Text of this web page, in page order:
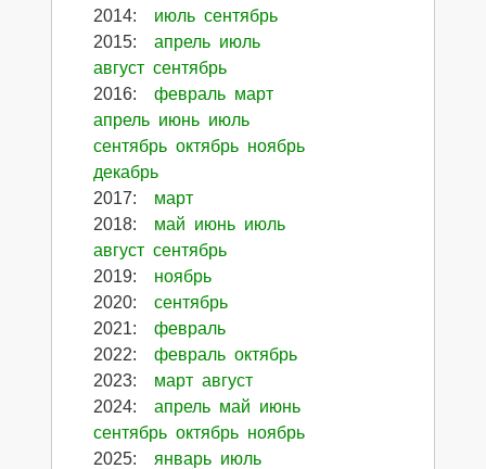
2014: июль сентябрь
2015: апрель июль
август сентябрь
2016: февраль март
апрель июнь июль
сентябрь октябрь ноябрь
декабрь
2017:
март
2018: май июнь июль
август сентябрь
2019:
ноябрь
2020:
сентябрь
2021:
февраль
2022: февраль октябрь
2023: март август
2024: апрель май июнь
сентябрь октябрь ноябрь
2025: январь июль